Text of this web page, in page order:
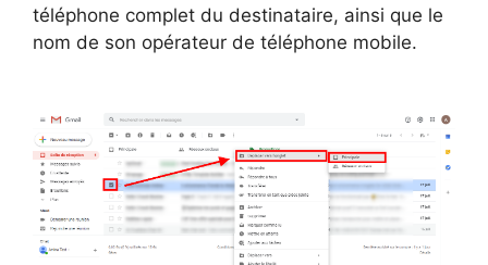
téléphone complet du destinataire, ainsi que le
nom de son opérateur de téléphone mobile.